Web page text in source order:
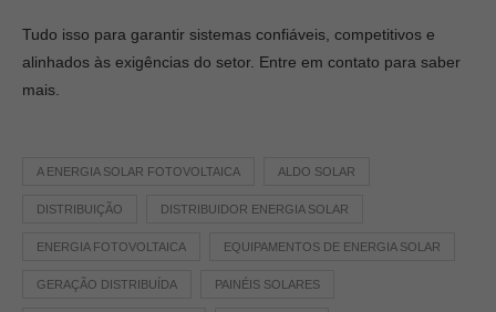
Tudo isso para garantir sistemas confiáveis, competitivos e
alinhados às exigências do setor. Entre em contato para saber
mais.
A ENERGIA SOLAR FOTOVOLTAICA ALDO SOLAR
DISTRIBUIÇÃO DISTRIBUIDOR ENERGIA SOLAR
ENERGIA FOTOVOLTAICA EQUIPAMENTOS DE ENERGIA SOLAR
GERAÇÃO DISTRIBUÍDA PAINÉIS SOLARES